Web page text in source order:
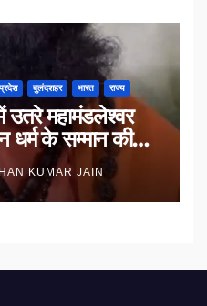
बुलंदशहर भारत राज्य
उतरे महामंडलेश्वर
धर्म के सम्मान की
KUMAR JAIN